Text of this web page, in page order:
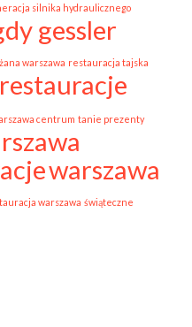
silnika hydraulicznego
gessler
warszawa restauracja tajska
restauracje
centrum tanie prezenty
warszawa
warszawa świąteczne